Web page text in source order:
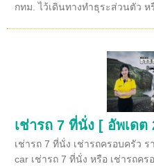
กทม. ไว้เดินทางทำธุระส่วนตัว หรื
เช่ารถ 7 ที่นั่ง [ อัพเดต
เช่ารถ 7 ที่นั่ง เช่ารถครอบครัว ร
car เช่ารถ 7 ที่นั่ง หรือ เช่ารถคร